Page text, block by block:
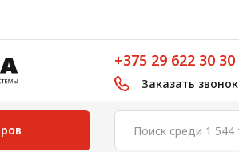
+375 29 622 30 30
Заказать звонок